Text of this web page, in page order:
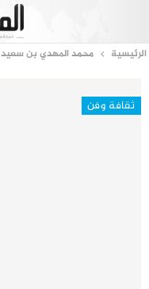
الرئيسية محمد المهدي بن سعيد
ثقافة وفن